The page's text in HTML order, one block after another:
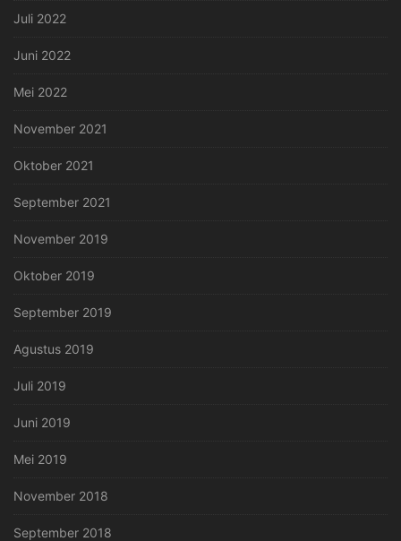
Juli 2022
Juni 2022
Mei 2022
November 2021
Oktober 2021
September 2021
November 2019
Oktober 2019
September 2019
Agustus 2019
Juli 2019
Juni 2019
Mei 2019
November 2018
September 2018